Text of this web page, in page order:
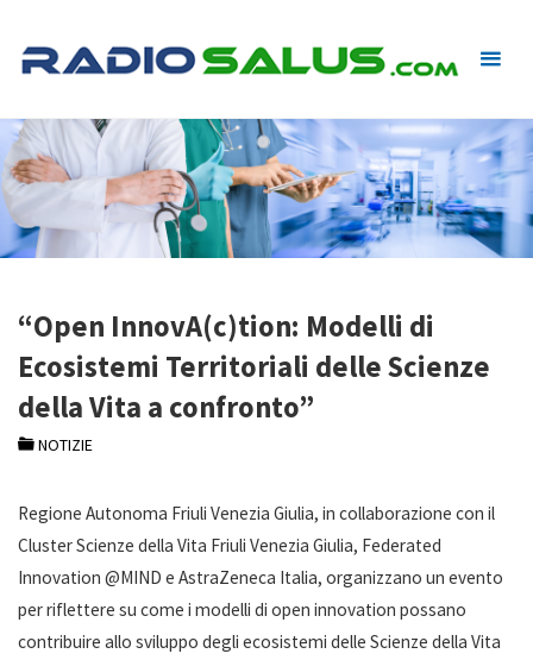
content
“Open InnovA(c)tion: Modelli di
Ecosistemi Territoriali delle Scienze
della Vita a confronto”
NOTIZIE
Regione Autonoma Friuli Venezia Giulia, in collaborazione con il
Cluster Scienze della Vita Friuli Venezia Giulia, Federated
Innovation @MIND e AstraZeneca Italia, organizzano un evento
per riflettere su come i modelli di open innovation possano
contribuire allo sviluppo degli ecosistemi delle Scienze della Vita